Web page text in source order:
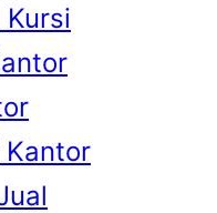
Kursi
Kantor